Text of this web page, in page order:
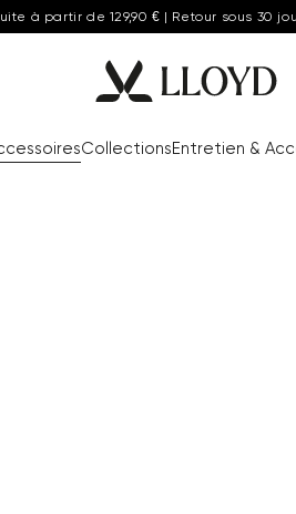
à partir de 129,90 € | Retour sous 30
CollectionsEntretien &